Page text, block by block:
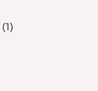
(1)